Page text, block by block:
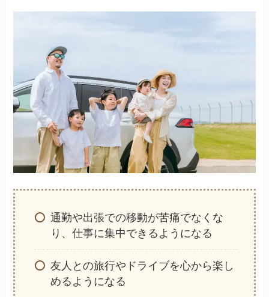
通勤や出張での移動が苦痛でなくな
り、仕事に集中できるようになる
友人との旅行やドライブを心から楽し
めるようになる